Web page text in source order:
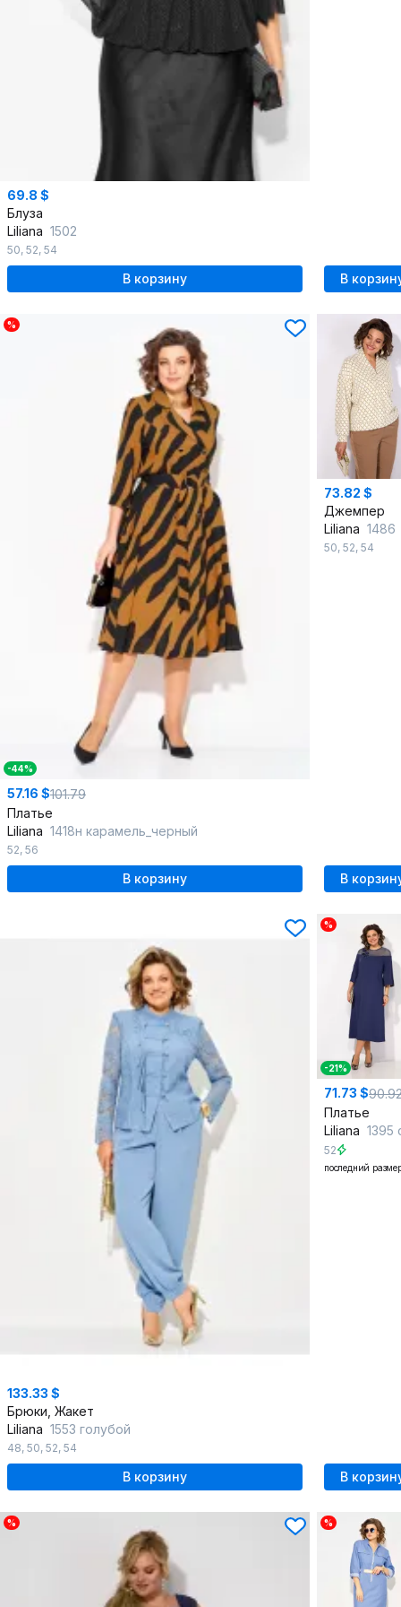
69.8 $
Блуза
Liliana 1502
50, 52, 54
В корзину В
%
-44%
57.16 $101.79
Платье
Liliana 1418н карамель_черный
52, 56
В корзину
73.82 $
Джемпер
Liliana 1486
50, 52, 54
В
133.33 $
Брюки, Жакет
Liliana 1553 голубой
48, 50, 52, 54
В корзину
%
-21%
71.73 $
Платье
Liliana 1395
52
последний
В
% %